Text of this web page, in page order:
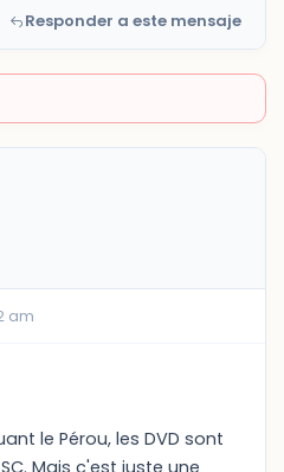
Responder a este mensaje
am
le Pérou, les DVD sont
Mais c'est juste une